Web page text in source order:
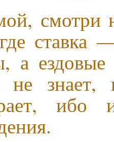
смотри
ставка
а
не знает,
ибо